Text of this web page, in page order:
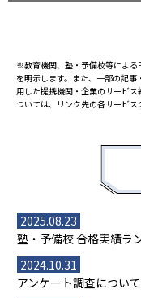
※教育機関、塾・予備校等によ
を明示します。また、一部の記
用した提携機関・企業のサービ
ついては、リンク先の各サービス
2025.08.23
塾・予備校 合格実績ラ
2024.10.31
アンケート調査について